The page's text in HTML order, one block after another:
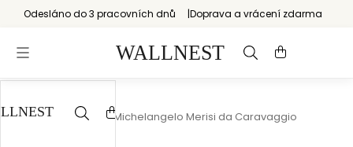
Odesláno do 3 pracovních dnů Doprava a vrácení zdarma
Start / Severský / Michelangelo Merisi da Caravaggio